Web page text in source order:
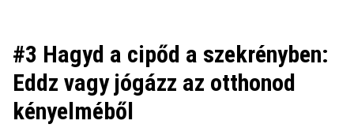
#3 Hagyd a cipőd a szekrényben:
Eddz vagy jógázz az otthonod
kényelméből